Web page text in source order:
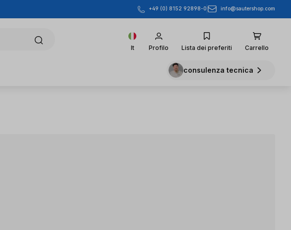
+49 (0) 8152 92898-0 info@sautershop.com
It Profilo Lista dei preferiti Carrello
consulenza tecnica